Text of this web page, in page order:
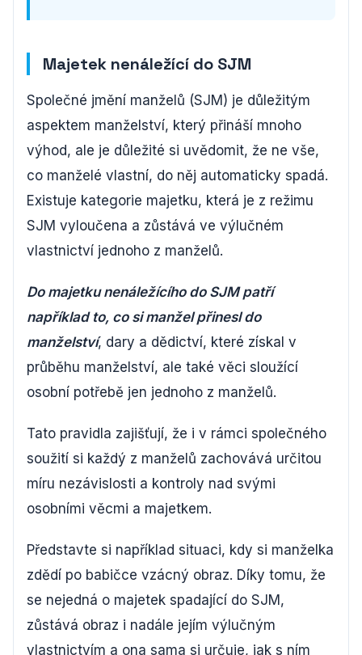
Majetek nenáležící do SJM
Společné jmění manželů (SJM) je důležitým
aspektem manželství, který přináší mnoho
výhod, ale je důležité si uvědomit, že ne vše,
co manželé vlastní, do něj automaticky spadá.
Existuje kategorie majetku, která je z režimu
SJM vyloučena a zůstává ve výlučném
vlastnictví jednoho z manželů.
Do majetku nenáležícího do SJM patří
například to, co si manžel přinesl do
manželství, dary a dědictví, které získal v
průběhu manželství, ale také věci sloužící
osobní potřebě jen jednoho z manželů.
Tato pravidla zajišťují, že i v rámci společného
soužití si každý z manželů zachovává určitou
míru nezávislosti a kontroly nad svými
osobními věcmi a majetkem.
Představte si například situaci, kdy si manželka
zdědí po babičce vzácný obraz. Díky tomu, že
se nejedná o majetek spadající do SJM,
zůstává obraz i nadále jejím výlučným
vlastnictvím a ona sama si určuje, jak s ním